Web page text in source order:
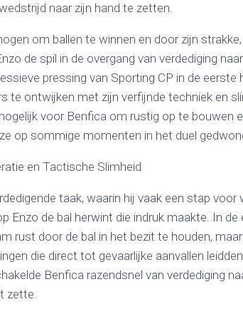
naar zijn hand te zetten.
om ballen te winnen en door zijn
de spil in de overgang van verdediging
pressing van Sporting CP in de
te ontwijken met zijn verfijnde techniek en
voor Benfica om rustig op te bouwen
op sommige momenten in het duel
en Tactische Slimheid
taak, waarin hij vaak een stap
Enzo de bal herwint die indruk maakte. In
rust door de bal in het bezit te houden,
die direct tot gevaarlijke aanvallen
Benfica razendsnel van verdediging
zette.